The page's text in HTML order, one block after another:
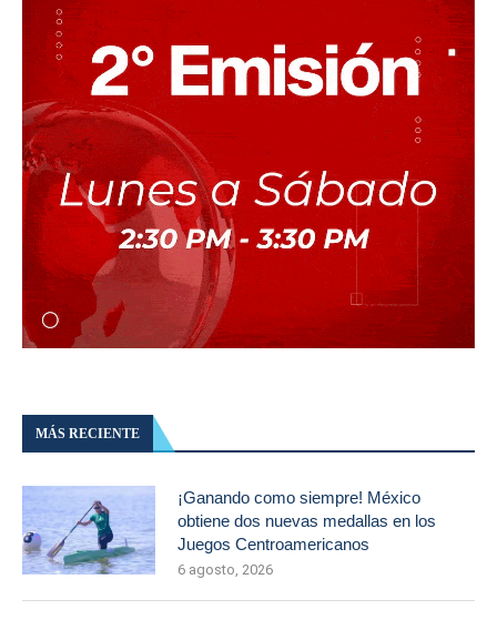
MÁS RECIENTE
¡Ganando como siempre! México
obtiene dos nuevas medallas en los
Juegos Centroamericanos
6 agosto, 2026